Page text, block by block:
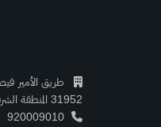
31952 المنطقة الشرقية المملكة العربية السعودية.
920009010